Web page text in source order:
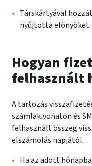
Társkártyával
nyújtotta előnyöket.
Hogyan
felhasznált
A tartozás
számlakivonaton és
felhasznált összeg
elszámolás napjától.
Ha az adott